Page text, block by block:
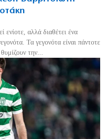
ενίοτε, αλλά διαθέτει ένα
Τα γεγονότα είναι πάντοτε
την...